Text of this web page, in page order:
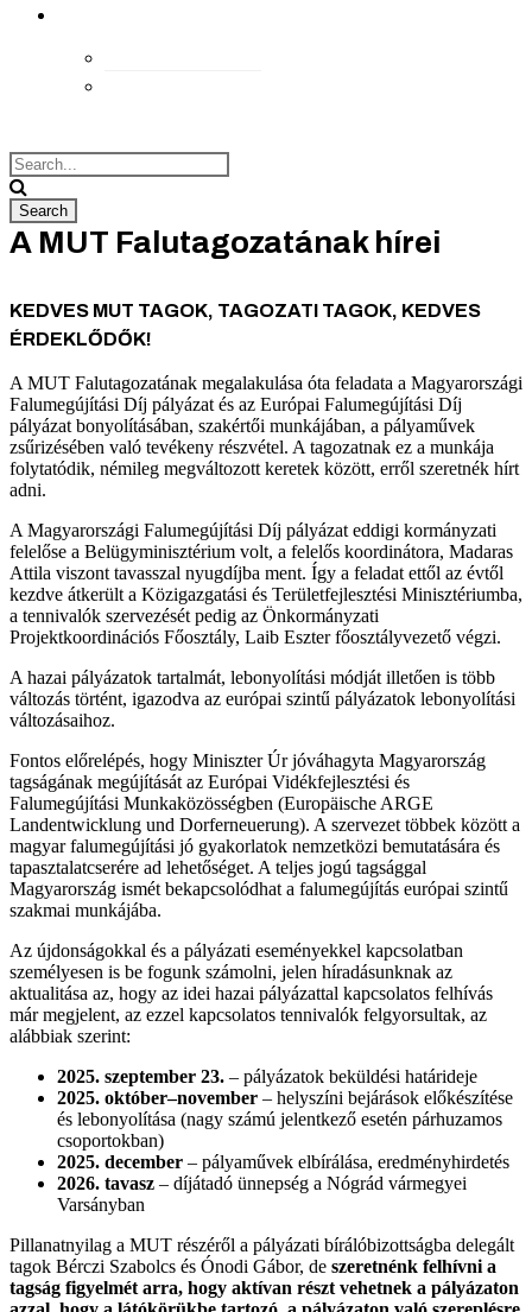
A MUT Falutagozatának hírei
KEDVES MUT TAGOK, TAGOZATI TAGOK, KEDVES
ÉRDEKLŐDŐK!
A MUT Falutagozatának megalakulása óta feladata a Magyarországi
Falumegújítási Díj pályázat és az Európai Falumegújítási Díj
pályázat bonyolításában, szakértői munkájában, a pályaművek
zsűrizésében való tevékeny részvétel. A tagozatnak ez a munkája
folytatódik, némileg megváltozott keretek között, erről szeretnék hírt
adni.
A Magyarországi Falumegújítási Díj pályázat eddigi kormányzati
felelőse a Belügyminisztérium volt, a felelős koordinátora, Madaras
Attila viszont tavasszal nyugdíjba ment. Így a feladat ettől az évtől
kezdve átkerült a Közigazgatási és Területfejlesztési Minisztériumba,
a tennivalók szervezését pedig az Önkormányzati
Projektkoordinációs Főosztály, Laib Eszter főosztályvezető végzi.
A hazai pályázatok tartalmát, lebonyolítási módját illetően is több
változás történt, igazodva az európai szintű pályázatok lebonyolítási
változásaihoz.
Fontos előrelépés, hogy Miniszter Úr jóváhagyta Magyarország
tagságának megújítását az Európai Vidékfejlesztési és
Falumegújítási Munkaközösségben (Europäische ARGE
Landentwicklung und Dorferneuerung). A szervezet többek között a
magyar falumegújítási jó gyakorlatok nemzetközi bemutatására és
tapasztalatcserére ad lehetőséget. A teljes jogú tagsággal
Magyarország ismét bekapcsolódhat a falumegújítás európai szintű
szakmai munkájába.
Az újdonságokkal és a pályázati eseményekkel kapcsolatban
személyesen is be fogunk számolni, jelen híradásunknak az
aktualitása az, hogy az idei hazai pályázattal kapcsolatos felhívás
már megjelent, az ezzel kapcsolatos tennivalók felgyorsultak, az
alábbiak szerint:
2025. szeptember 23. – pályázatok beküldési határideje
2025. október–november – helyszíni bejárások előkészítése
és lebonyolítása (nagy számú jelentkező esetén párhuzamos
csoportokban)
2025. december – pályaművek elbírálása, eredményhirdetés
2026. tavasz – díjátadó ünnepség a Nógrád vármegyei
Varsányban
Pillanatnyilag a MUT részéről a pályázati bírálóbizottságba delegált
tagok Bérczi Szabolcs és Ónodi Gábor, de szeretnénk felhívni a
tagság figyelmét arra, hogy aktívan részt vehetnek a pályázaton